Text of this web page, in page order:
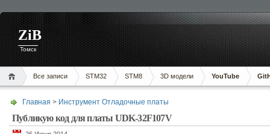
ZiB
Томск
Все записи STM32 STM8 3D модели YouTube
Главная > Инструмент Отладочные платы
Публикую код для платы UDK-32F107V